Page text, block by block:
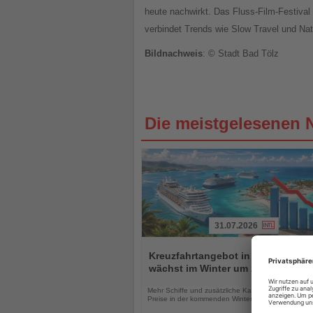
heute nachwirkt. Das Fluss-Film-
verbindet Trends wie Slow Travel und
Bildnachweis: © Stadt Bad Tölz
Die meistgelesenen
Sie
die
31.07.2026
Kreuzfahrtangebot in der Karibik
wächst im Winter um zehn Prozent
Mehr Schiffe und zusätzliche Kapazitäten könnten
Preise in der kommenden Wintersaison unter